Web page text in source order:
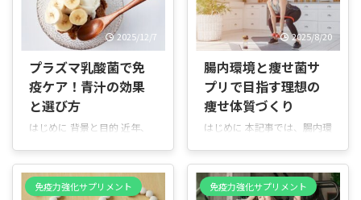
2025/12/7
プラズマ乳酸菌で免
疫ケア！青汁の効果
と選び方
はじめに 背景と目的 近年、
と感じる方が増えています。
本記事は、プラズマ乳酸菌を
2025/8/20
腸内環境と痩せ菌サ
プリで目指す理想の
痩せ体質づくり
はじめに 本記事では、腸内環
きん）」について、わかりや
すく解説します。痩せ菌の定
免疫力強化サプリメント 免疫力強化サプリメント